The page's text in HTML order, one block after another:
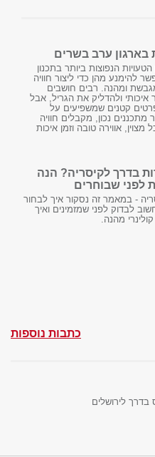
הנפוצות ביותר בתכנון
להימנע מהן כדי ליצור חוויה
ומהנה. רבים חושבים
ולהדליק את הגריל, אבל
קטנים שמשפיעים על
נכון, מקבלים חוויה
אווירה טובה וזמן איכות
בדרך לקיסריה? הנה
לפני שבוחרים
- במאמר זה נסקור איך לבחור
לבדוק לפני שמזמינים ואיך
מהנה.
כתבות נוספות
לירושלים